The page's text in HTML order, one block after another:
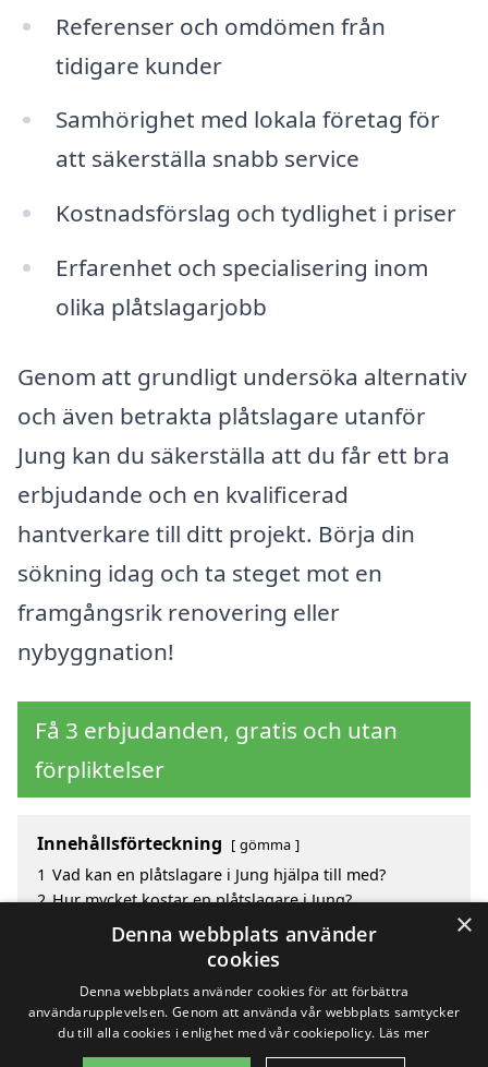
Referenser och omdömen från
tidigare kunder
Samhörighet med lokala företag för
att säkerställa snabb service
Kostnadsförslag och tydlighet i priser
Erfarenhet och specialisering inom
olika plåtslagarjobb
Genom att grundligt undersöka alternativ
och även betrakta plåtslagare utanför
Jung kan du säkerställa att du får ett bra
erbjudande och en kvalificerad
hantverkare till ditt projekt. Börja din
sökning idag och ta steget mot en
framgångsrik renovering eller
nybyggnation!
Få 3 erbjudanden, gratis och utan
förpliktelser
Innehållsförteckning gömma
1 Vad kan en plåtslagare i Jung hjälpa till med?
2 Hur mycket kostar en plåtslagare i Jung?
Fördelar med att välja plåtslagare i Jung
Sök efter en skicklig plåtslagare i de omgivande
×
Denna webbplats använder
cookies
Denna webbplats använder cookies för att förbättra
användarupplevelsen. Genom att använda vår webbplats samtycker
du till alla cookies i enlighet med vår cookiepolicy. Läs mer